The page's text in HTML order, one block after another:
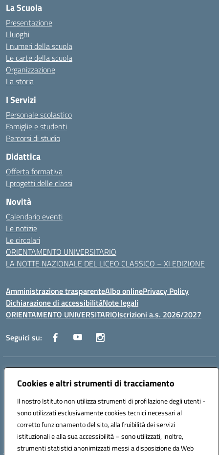
Cookies e altri strumenti di tracciamento
Il nostro Istituto non utilizza strumenti di profilazione degli utenti -
sono utilizzati esclusivamente cookies tecnici necessari al
corretto funzionamento del sito, alla fruibilità dei servizi
istituzionali e alla sua accessibilità – sono utilizzati, inoltre,
strumenti statistici anonimizzati messi a disposizione da Web
La Scuola
Presentazione
I luoghi
I numeri della scuola
Le carte della scuola
Organizzazione
La storia
I Servizi
Personale scolastico
Famiglie e studenti
Percorsi di studio
Didattica
Offerta formativa
I progetti delle classi
Novità
Calendario eventi
Le notizie
Le circolari
ORIENTAMENTO UNIVERSITARIO
LA NOTTE NAZIONALE DEL LICEO CLASSICO – XI EDIZIONE
Amministrazione trasparenteAlbo onlinePrivacy Policy
Dichiarazione di accessibilitàNote legali
ORIENTAMENTO UNIVERSITARIOIscrizioni a.s. 2026/2027
Seguici su:
Indirizzo:
Centralino:0882 331218 Email:fgps210002@istruzione.it
Codice fiscale: 93071630714
Codice meccanografico:
FGPS210002
Codice unico di fatturazione (CUF): UF7W9K